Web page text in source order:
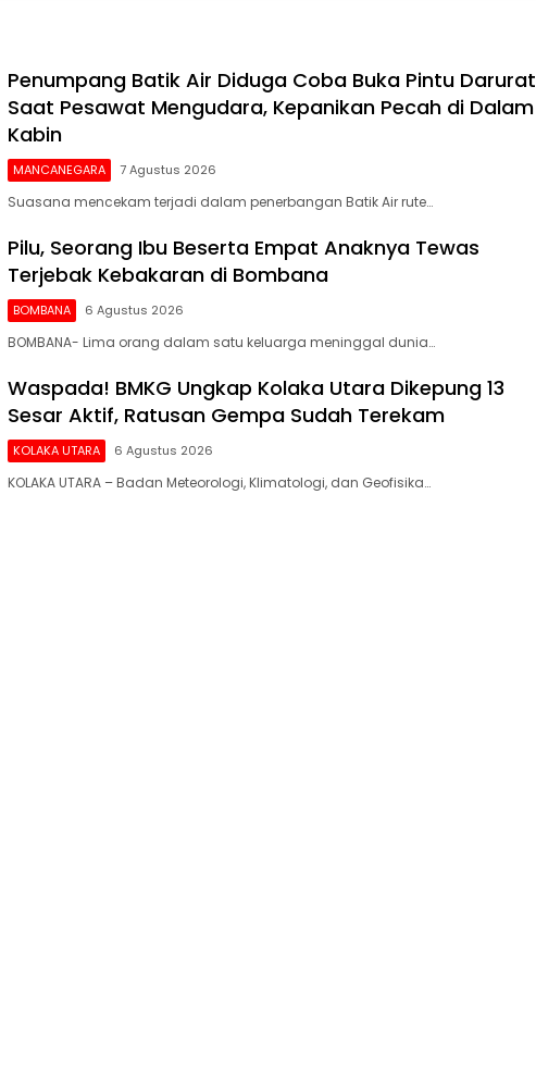
Penumpang Batik Air Diduga Coba Buka Pintu Darurat
Saat Pesawat Mengudara, Kepanikan Pecah di Dalam
Kabin
MANCANEGARA 7 Agustus 2026
Suasana mencekam terjadi dalam penerbangan Batik Air rute…
Pilu, Seorang Ibu Beserta Empat Anaknya Tewas
Terjebak Kebakaran di Bombana
BOMBANA 6 Agustus 2026
BOMBANA- Lima orang dalam satu keluarga meninggal dunia…
Waspada! BMKG Ungkap Kolaka Utara Dikepung 13
Sesar Aktif, Ratusan Gempa Sudah Terekam
KOLAKA UTARA 6 Agustus 2026
KOLAKA UTARA – Badan Meteorologi, Klimatologi, dan Geofisika…